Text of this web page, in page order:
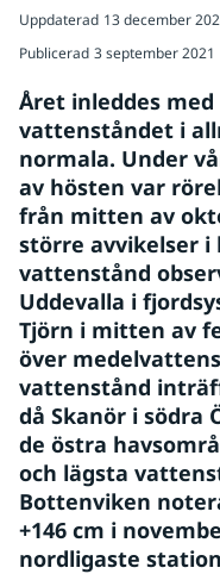
Uppdaterad 13 december
Publicerad 3 september 2021
Året inleddes
vattenståndet i
normala. Under
av hösten var
från mitten av
större avvikelser i
vattenstånd
Uddevalla i
Tjörn i mitten av
över
vattenstånd
då Skanör i södra
de östra
och lägsta
Bottenviken
+146 cm i
nordligaste